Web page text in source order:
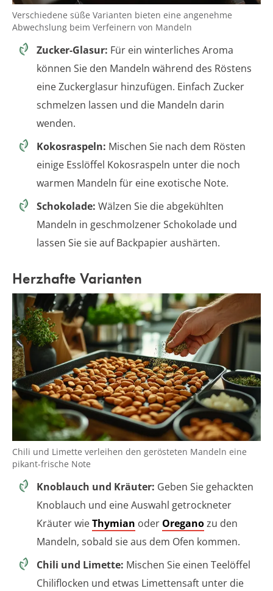
Verschiedene süße Varianten bieten eine angenehme
Abwechslung beim Verfeinern von Mandeln
Zucker-Glasur: Für ein winterliches Aroma
können Sie den Mandeln während des Röstens
eine Zuckerglasur hinzufügen. Einfach Zucker
schmelzen lassen und die Mandeln darin
wenden.
Kokosraspeln: Mischen Sie nach dem Rösten
einige Esslöffel Kokosraspeln unter die noch
warmen Mandeln für eine exotische Note.
Schokolade: Wälzen Sie die abgekühlten
Mandeln in geschmolzener Schokolade und
lassen Sie sie auf Backpapier aushärten.
Herzhafte Varianten
Chili und Limette verleihen den gerösteten Mandeln eine
pikant-frische Note
Knoblauch und Kräuter: Geben Sie gehackten
Knoblauch und eine Auswahl getrockneter
Kräuter wieThymian oder Oreganozu den
Mandeln, sobald sie aus dem Ofen kommen.
Chili und Limette: Mischen Sie einen Teelöffel
Chiliflocken und etwas Limettensaft unter die